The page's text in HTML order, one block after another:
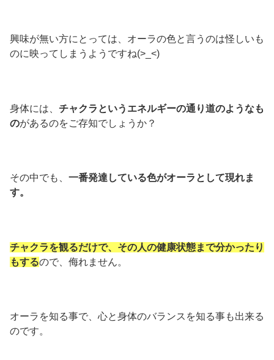
興味が無い方にとっては、オーラの色と言うのは怪しいも
のに映ってしまうようですね(>_<)
身体には、 チャクラというエネルギーの通り道のようなも
のがあるのをご存知でしょうか？
その中でも、 一番発達している色がオーラとして現れま
す。
チャクラを観るだけで、その人の健康状態まで分かったり
もするので、侮れません。
オーラを知る事で、心と身体のバランスを知る事も出来る
のです。